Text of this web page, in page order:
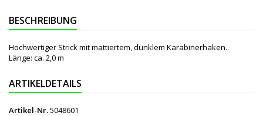
BESCHREIBUNG
Hochwertiger Strick mit mattiertem, dunklem Karabinerhaken.
Länge: ca. 2,0 m
ARTIKELDETAILS
Artikel-Nr.5048601